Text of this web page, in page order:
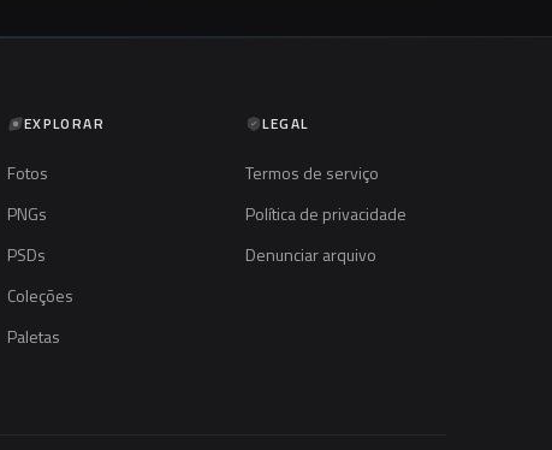
EXPLORAR
Fotos
PNGs
PSDs
Coleções
Paletas
LEGAL
Termos de serviço
Política de privacidade
Denunciar arquivo